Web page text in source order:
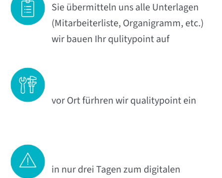
Sie übermitteln uns alle Unterlagen
(Mitarbeiterliste, Organigramm, etc.)
wir bauen Ihr qulitypoint auf
vor Ort fürhren wir qualitypoint ein
in nur drei Tagen zum digitalen